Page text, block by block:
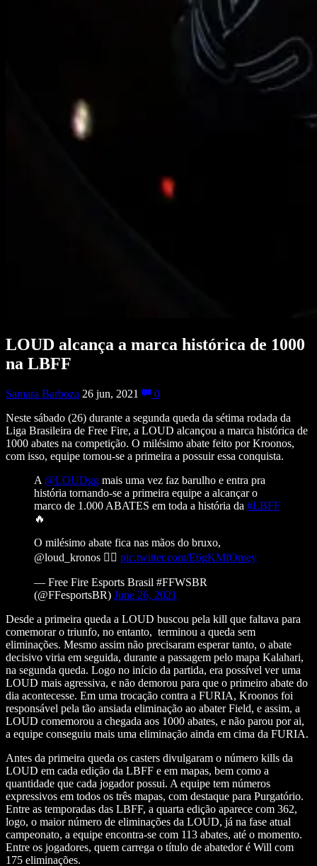
LOUD alcança a marca histórica de 1000
na LBFF
Samara Barboza 26 jun, 2021
0
Neste sábado (26) durante a segunda queda da sétima rodada da
Liga Brasileira de Free Fire, a LOUD alcançou a marca histórica de
1000 abates na competição. O milésimo abate feito por Kroonos,
com isso, equipe tornou-se a primeira a possuir essa conquista.
A @LOUDgg mais uma vez faz barulho e entra pra
história tornando-se a primeira equipe a alcançar o
marco de 1.000 ABATES em toda a história da #LBFF
🔥
O milésimo abate fica nas mãos do bruxo,
@loud_kronos 🧙‍♂️ pic.twitter.com/E6gKMfOmey
— Free Fire Esports Brasil #FFWSBR
(@FFesportsBR) June 26, 2021
Desde a primeira queda a LOUD buscou pela kill que faltava para
comemorar o triunfo, no entanto, terminou a queda sem
eliminações. Mesmo assim não precisaram esperar tanto, o abate
decisivo viria em seguida, durante a passagem pelo mapa Kalahari,
na segunda queda. Logo no início da partida, era possível ver uma
LOUD mais agressiva, e não demorou para que o primeiro abate do
dia acontecesse. Em uma trocação contra a FURIA, Kroonos foi
responsável pela tão ansiada eliminação ao abater Field, e assim, a
LOUD comemorou a chegada aos 1000 abates, e não parou por ai,
a equipe conseguiu mais uma eliminação ainda em cima da FURIA.
Antes da primeira queda os casters divulgaram o número kills da
LOUD em cada edição da LBFF e em mapas, bem como a
quantidade que cada jogador possui. A equipe tem números
expressivos em todos os três mapas, com destaque para Purgatório.
Entre as temporadas das LBFF, a quarta edição aparece com 362,
logo, o maior número de eliminações da LOUD, já na fase atual
campeonato, a equipe encontra-se com 113 abates, até o momento.
Entre os jogadores, quem carrega o título de abatedor é Will com
175 eliminações.